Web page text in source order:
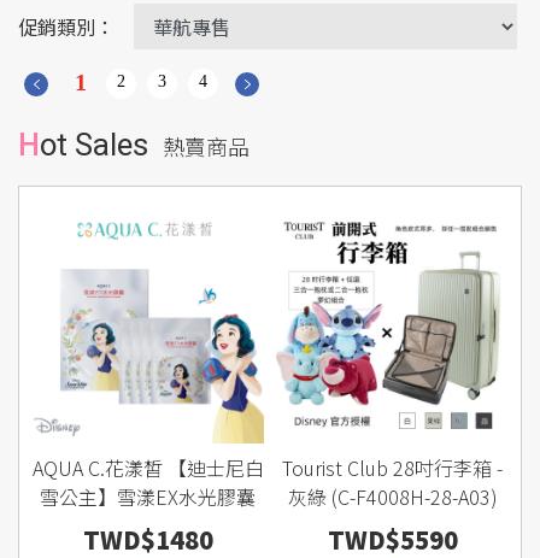
促銷類別：
1 2 3 4
Hot Sales 熱賣商品
AQUA C.花漾皙 【迪士尼白
雪公主】雪漾EX水光膠囊
TWD$1480
Tourist Club 28吋行李箱 -
灰綠 (C-F4008H-28-A03)
TWD$5590